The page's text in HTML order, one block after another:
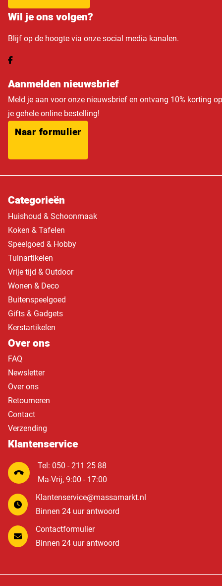
Wil je ons volgen?
Blijf op de hoogte via onze social media kanalen.
Aanmelden nieuwsbrief
Meld je aan voor onze nieuwsbrief en ontvang 10% korting op
je gehele online bestelling!
Naar formulier
Categorieën
Huishoud & Schoonmaak
Koken & Tafelen
Speelgoed & Hobby
Tuinartikelen
Vrije tijd & Outdoor
Wonen & Deco
Buitenspeelgoed
Gifts & Gadgets
Kerstartikelen
Over ons
FAQ
Newsletter
Over ons
Retourneren
Contact
Verzending
Klantenservice
Tel: 050 - 211 25 88
Ma-Vrij, 9:00 - 17:00
Klantenservice@massamarkt.nl
Binnen 24 uur antwoord
Contactformulier
Binnen 24 uur antwoord